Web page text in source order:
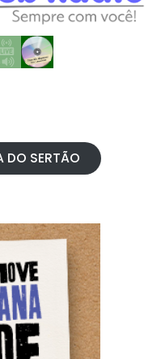
DO SERTÃO